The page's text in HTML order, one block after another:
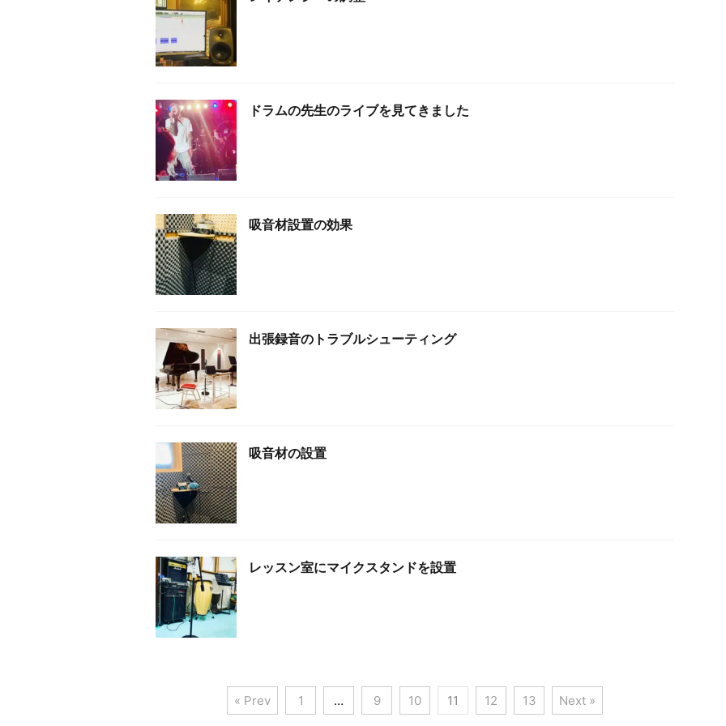
ドラムの先生のライブを見てきました
吸音材設置の効果
出張録音のトラブルシューティング
吸音材の設置
レッスン室にマイクスタンドを設置
« Prev 1 … 9 10 11 12 13 Next »